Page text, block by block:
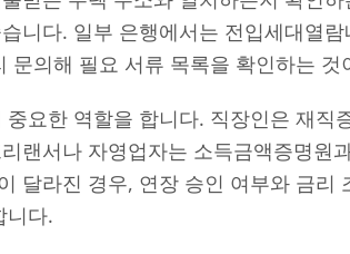
니다. 일부 은행에서는 전입세대열
문의해 필요 서류 목록을 확인하는 것
요한 역할을 합니다. 직장인은 재직
랜서나 자영업자는 소득금액증명원
달라진 경우, 연장 승인 여부와 금리
니다.